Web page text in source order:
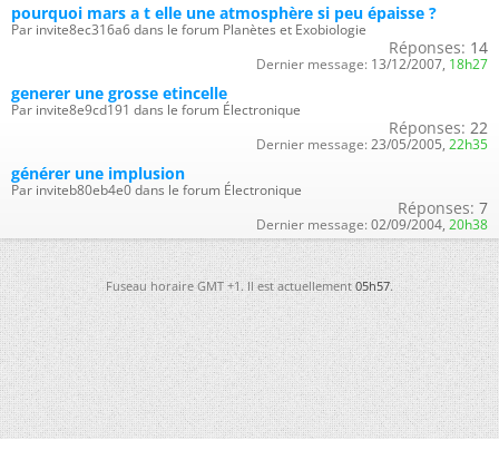
pourquoi mars a t elle une atmosphère si peu épaisse ?
Par invite8ec316a6 dans le forum Planètes et Exobiologie
Réponses: 14
Dernier message: 13/12/2007, 18h27
generer une grosse etincelle
Par invite8e9cd191 dans le forum Électronique
Réponses: 22
Dernier message: 23/05/2005, 22h35
générer une implusion
Par inviteb80eb4e0 dans le forum Électronique
Réponses: 7
Dernier message: 02/09/2004, 20h38
Fuseau horaire GMT +1. Il est actuellement05h57.